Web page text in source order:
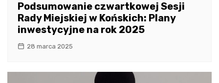
Podsumowanie czwartkowej Sesji
Rady Miejskiej w Końskich: Plany
inwestycyjne na rok 2025
28 marca 2025